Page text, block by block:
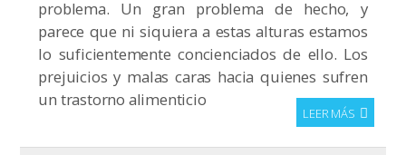
problema. Un gran problema de hecho, y
parece que ni siquiera a estas alturas estamos
lo suficientemente concienciados de ello. Los
prejuicios y malas caras hacia quienes sufren
un trastorno alimenticio
LEER MÁS